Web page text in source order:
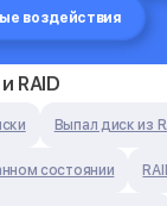
воздействия
RAID
Выпал диск из
состоянии